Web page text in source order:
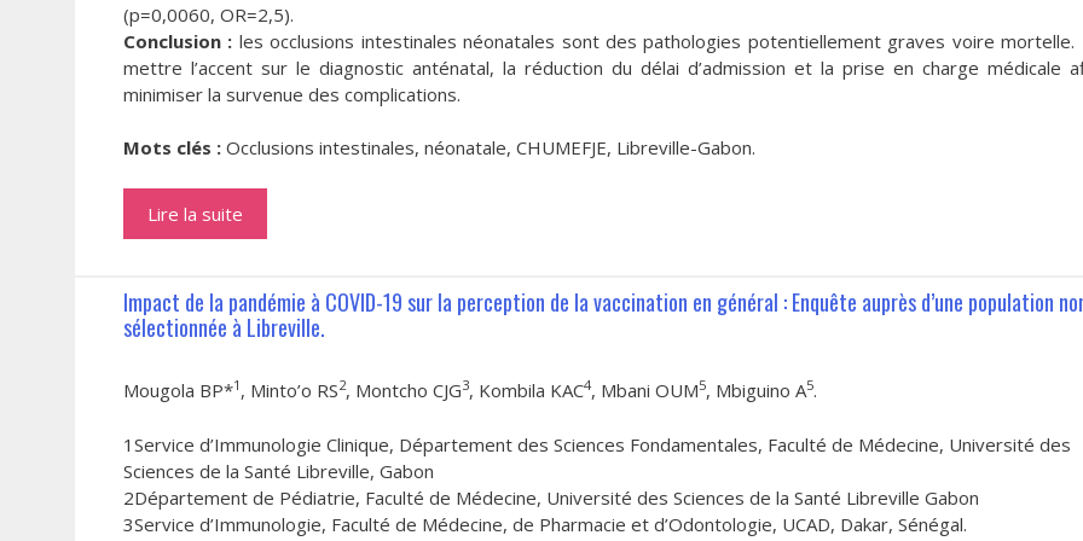
(p=0,0060, OR=2,5).
Conclusion : les occlusions intestinales néonatales sont des pathologies potentiellement graves voire mortelle.
mettre l’accent sur le diagnostic anténatal, la réduction du délai d’admission et la prise en charge médicale
minimiser la survenue des complications.
Mots clés : Occlusions intestinales, néonatale, CHUMEFJE, Libreville-Gabon.
Lire la suite
Impact de la pandémie à COVID-19 sur la perception de la vaccination en général : Enquête auprès d’une population
sélectionnée à Libreville.
Mougola BP*1 , Minto’o RS2, Montcho CJG3, Kombila KAC4, Mbani OUM5, Mbiguino A5.
1Service d’Immunologie Clinique, Département des Sciences Fondamentales, Faculté de Médecine, Université des
Sciences de la Santé Libreville, Gabon
2Département de Pédiatrie, Faculté de Médecine, Université des Sciences de la Santé Libreville Gabon
3Service d’Immunologie, Faculté de Médecine, de Pharmacie et d’Odontologie, UCAD, Dakar, Sénégal.